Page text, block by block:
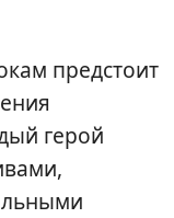
предстоит
герой